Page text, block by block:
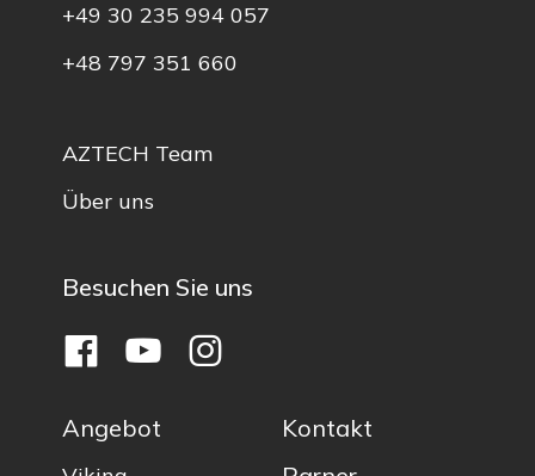
+49 30 235 994 057
+48 797 351 660
AZTECH Team
Über uns
Besuchen Sie uns
Angebot
Kontakt